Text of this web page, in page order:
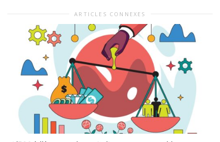
ARTICLES CONNEXES